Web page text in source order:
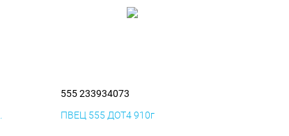
555 233934073
ПВЕЦ 555 ДОТ4 910г